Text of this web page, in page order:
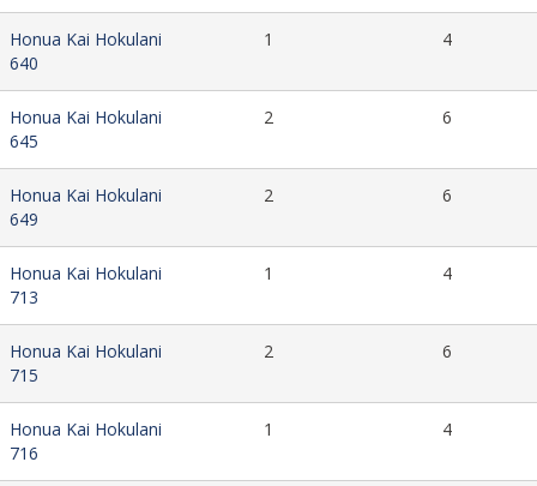
Honua Kai Hokulani
640
1 4
Honua Kai Hokulani
645
2 6
Honua Kai Hokulani
649
2 6
Honua Kai Hokulani
713
1 4
Honua Kai Hokulani
715
2 6
Honua Kai Hokulani
716
1 4